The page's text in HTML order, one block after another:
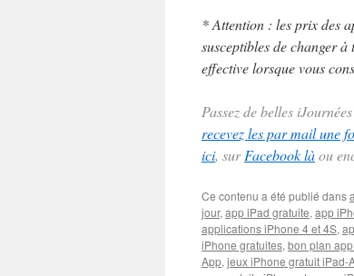
* Attention : les prix des
susceptibles de changer
effective lorsque vous
Passez de belles
recevez les par mail une
ici, surFacebook làou
Ce contenu a été publié dans
jour, app iPad gratuite, app
applications iPhone 4 et 4S,
iPhone gratuites, bon plan
App, jeux iPhone gratuit iPad-